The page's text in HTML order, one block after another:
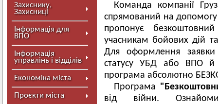
Захиснику,
Захисниці
Інформація для
ВПО
Інформація
управлінь і відділів
Економіка міста
Проєкти міста
Команда компанії
спрямований на
пропонує
учасникам бойових дій
Для оформлення заявки
статусу УБД або ВПО й
програма абсолютно
Програма
від війни.